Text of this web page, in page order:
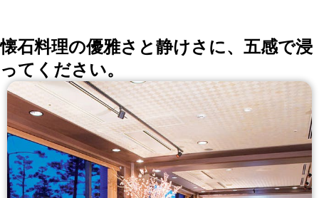
懐石料理の優雅さと静けさに、五感で浸
ってください。